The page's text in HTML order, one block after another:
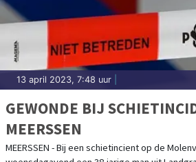
13 april 2023, 7:48 uur
GEWONDE BIJ
MEERSSEN
MEERSSEN - Bij een schietincient op de